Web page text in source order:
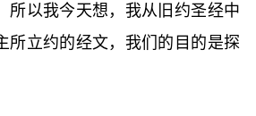
所以我今天想，我从旧约圣经中
所立约的经文，我们的目的是探